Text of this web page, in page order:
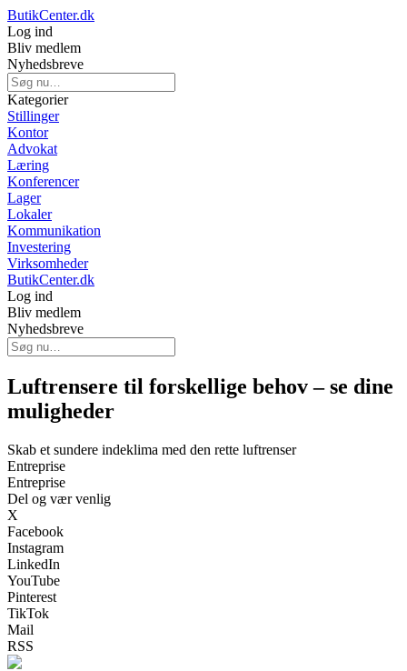
ButikCenter.dk
Log ind
Bliv medlem
Nyhedsbreve
Kategorier
Stillinger
Kontor
Advokat
Læring
Konferencer
Lager
Lokaler
Kommunikation
Investering
Virksomheder
ButikCenter.dk
Log ind
Bliv medlem
Nyhedsbreve
Luftrensere til forskellige behov – se dine
muligheder
Skab et sundere indeklima med den rette luftrenser
Entreprise
Entreprise
Del og vær venlig
X
Facebook
Instagram
LinkedIn
YouTube
Pinterest
TikTok
Mail
RSS